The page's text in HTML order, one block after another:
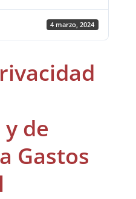
4 marzo, 2024
de
Gastos